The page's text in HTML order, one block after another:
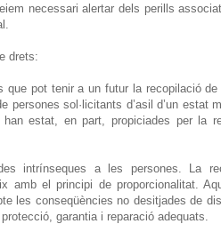
necessari alertar dels perills
drets:
pot tenir a un futur la recopilació de
sol·licitants d’asil d’un estat
estat, en part, propiciades per la
intrínseques a les persones. La
amb el principi de proporcionalitat.
les conseqüències no desitjades de
garantia i reparació adequats.